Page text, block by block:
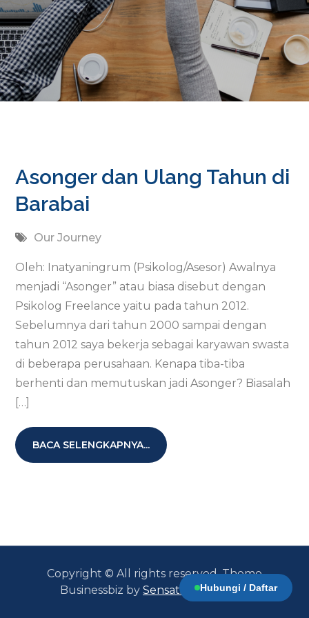
Asonger dan Ulang Tahun di
Barabai
Our Journey
Oleh: Inatyaningrum (Psikolog/Asesor) Awalnya
menjadi “Asonger” atau biasa disebut dengan
Psikolog Freelance yaitu pada tahun 2012.
Sebelumnya dari tahun 2000 sampai dengan
tahun 2012 saya bekerja sebagai karyawan swasta
di beberapa perusahaan. Kenapa tiba-tiba
berhenti dan memutuskan jadi Asonger? Biasalah
[…]
BACA SELENGKAPNYA...
Copyright © All rights reserved. Theme
Businessbiz by Sensational Theme
Hubungi / Daftar